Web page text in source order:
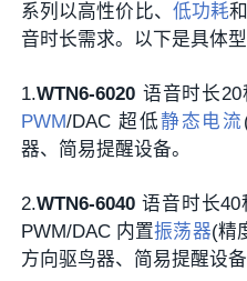
系列以高性价比、 低功耗
音时长需求。以下是具体
1​.WTN6-6020 语音时长
PWM/DAC 超低静态电流
器、简易提醒设备。
2.​WTN6-6040 语音时长
PWM/DAC 内置振荡器(精
方向驱鸟器、简易提醒设备